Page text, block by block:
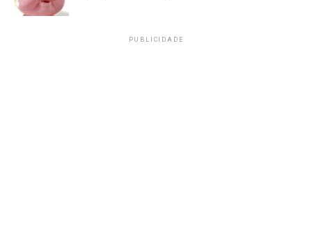
Jardim Botânico e Lago Sul
PUBLICIDADE